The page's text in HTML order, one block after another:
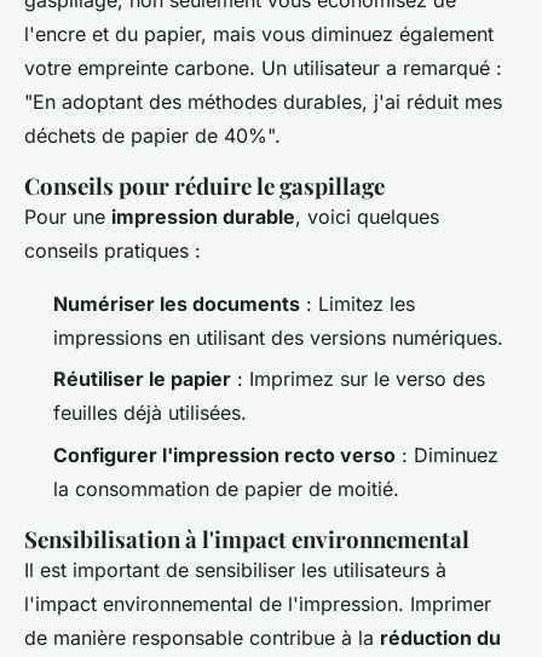
l'encre et du papier, mais vous diminuez également
votre empreinte carbone. Un utilisateur a remarqué :
"En adoptant des méthodes durables, j'ai réduit mes
déchets de papier de 40%".
Conseils pour réduire le gaspillage
Pour une impression durable, voici quelques
conseils pratiques :
Numériser les documents : Limitez les
impressions en utilisant des versions numériques.
Réutiliser le papier : Imprimez sur le verso des
feuilles déjà utilisées.
Configurer l'impression recto verso : Diminuez
la consommation de papier de moitié.
Sensibilisation à l'impact environnemental
Il est important de sensibiliser les utilisateurs à
l'impact environnemental de l'impression. Imprimer
de manière responsable contribue à la réduction du